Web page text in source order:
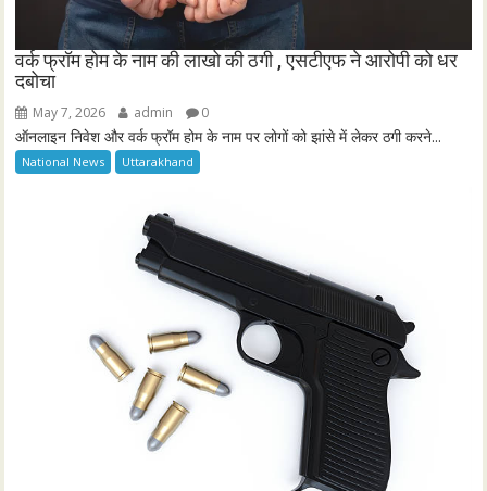
वर्क फ्रॉम होम के नाम की लाखो की ठगी , एसटीएफ ने आरोपी को धर
दबोचा
May 7, 2026 admin 0
ऑनलाइन निवेश और वर्क फ्रॉम होम के नाम पर लोगों को झांसे में लेकर ठगी करने...
National News Uttarakhand